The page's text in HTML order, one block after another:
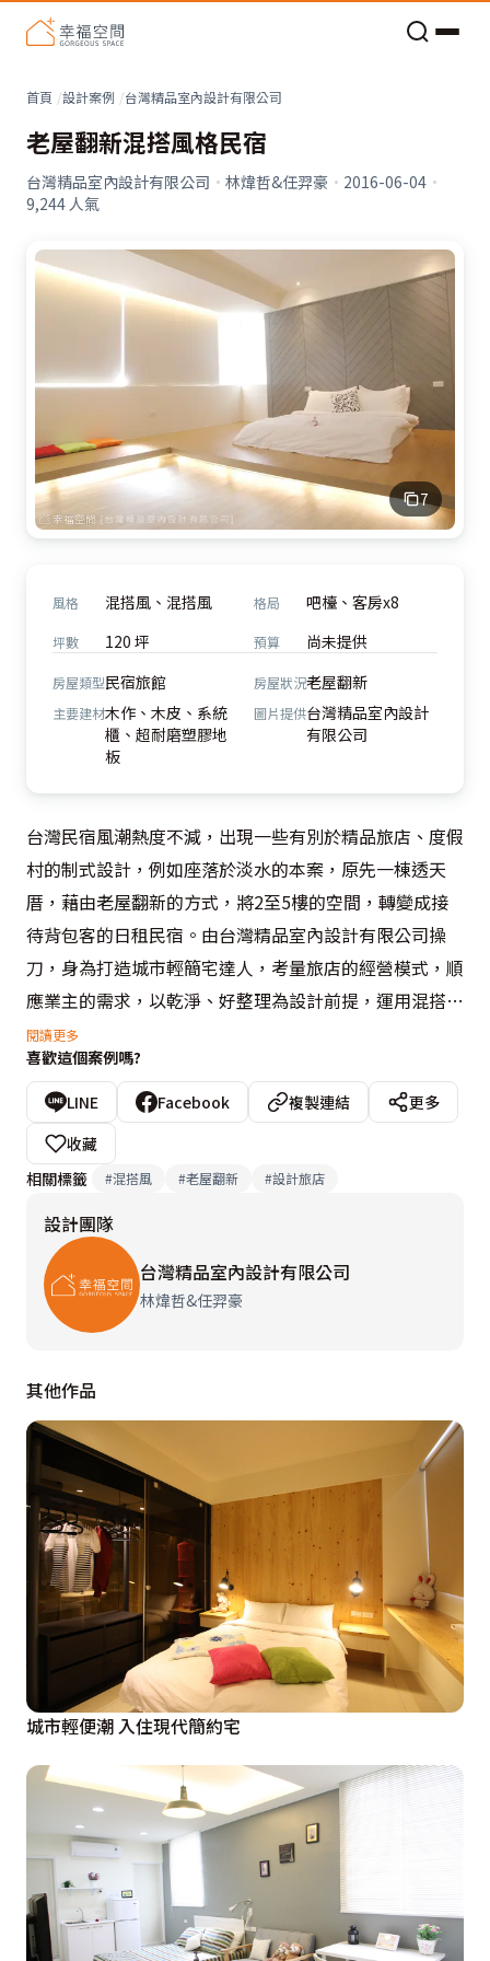
首頁 設計案例 台灣精品室內設計有限公司
老屋翻新混搭風格民宿
台灣精品室內設計有限公司 · 林煒哲&任羿豪 · 2016-06-04 ·
9,244人氣
7
風格 混搭風、混搭風 格局 吧檯、客房x8
坪數 120 坪 預算 尚未提供
房屋類型民宿旅館 房屋狀況老屋翻新
主要建材木作、木皮、系統
櫃、超耐磨塑膠地
板
圖片提供台灣精品室內設計
有限公司
台灣民宿風潮熱度不減，出現一些有別於精品旅店、度假
村的制式設計，例如座落於淡水的本案，原先一棟透天
厝，藉由老屋翻新的方式，將2至5樓的空間，轉變成接
待背包客的日租民宿。由台灣精品室內設計有限公司操
刀，身為打造城市輕簡宅達人，考量旅店的經營模式，順
應業主的需求，以乾淨、好整理為設計前提，運用混搭的
手法，將8間客房圍塑出明亮現代的氛圍，房內運用架高
的木地板和自然的花卉圖案，加上公共區也設置吧檯作為
房客們的交流區，讓每位入住的背包客一進入空間就能放
鬆心情。
閱讀更多
喜歡這個案例嗎?
LINE Facebook 複製連結
更多
收藏
相關標籤
#混搭風 #老屋翻新 #設計旅店
設計團隊
台灣精品室內設計有限公司
林煒哲&任羿豪
其他作品
城市輕便潮 入住現代簡約宅